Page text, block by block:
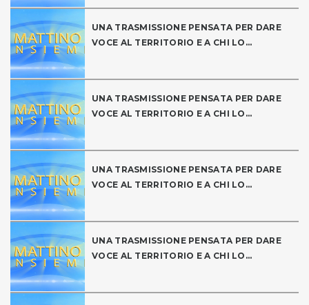
UNA TRASMISSIONE PENSATA PER DARE
VOCE AL TERRITORIO E A CHI LO...
UNA TRASMISSIONE PENSATA PER DARE
VOCE AL TERRITORIO E A CHI LO...
UNA TRASMISSIONE PENSATA PER DARE
VOCE AL TERRITORIO E A CHI LO...
UNA TRASMISSIONE PENSATA PER DARE
VOCE AL TERRITORIO E A CHI LO...